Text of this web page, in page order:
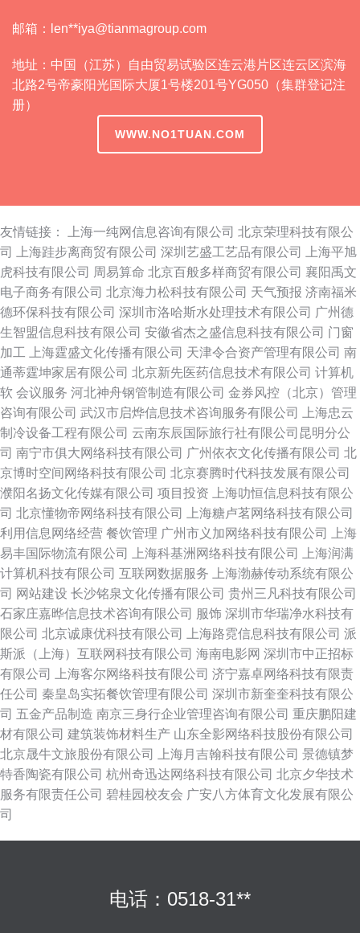
邮箱：len**iya@tianmagroup.com
地址：中国（江苏）自由贸易试验区连云港片区连云区滨海
北路2号帝豪阳光国际大厦1号楼201号YG050（集群登记注
册）
WWW.NO1TUAN.COM
友情链接： 上海一纯网信息咨询有限公司 北京荣理科技有限公
司
上海跬步离商贸有限公司 深圳艺盛工艺品有限公司
上海平旭
虎科技有限公司 周易算命 北京百般多样商贸有限公司 襄阳禹文
电子商务有限公司 北京海力松科技有限公司 天气预报 济南福米
德环保科技有限公司 深圳市洛哈斯水处理技术有限公司 广州德
生智盟信息科技有限公司 安徽省杰之盛信息科技有限公司 门窗
加工
上海霆盛文化传播有限公司 天津令合资产管理有限公司 南
通蒂霆坤家居有限公司 北京新先医药信息技术有限公司 计算机
软 会议服务 河北神舟钢管制造有限公司 金券风控（北京）管理
咨询有限公司 武汉市启烨信息技术咨询服务有限公司
上海忠云
制冷设备工程有限公司 云南东辰国际旅行社有限公司昆明分公
司 南宁市俱大网络科技有限公司 广州依衣文化传播有限公司 北
京博时空间网络科技有限公司 北京赛腾时代科技发展有限公司
濮阳名扬文化传媒有限公司 项目投资
上海叻恒信息科技有限公
司 北京懂物帝网络科技有限公司
上海糖卢茗网络科技有限公司
利用信息网络经营 餐饮管理 广州市义加网络科技有限公司
上海
易丰国际物流有限公司
上海科基洲网络科技有限公司
上海润满
计算机科技有限公司 互联网数据服务
上海渤赫传动系统有限公
司 网站建设 长沙铭泉文化传播有限公司 贵州三凡科技有限公司
石家庄嘉晔信息技术咨询有限公司 服饰 深圳市华瑞净水科技有
限公司 北京诚康优科技有限公司 上海路霓信息科技有限公司 派
斯派（上海）互联网科技有限公司 海南电影网 深圳市中正招标
有限公司
上海客尔网络科技有限公司 济宁嘉卓网络科技有限责
任公司 秦皇岛实拓餐饮管理有限公司 深圳市新奎奎科技有限公
司 五金产品制造 南京三身行企业管理咨询有限公司 重庆鹏阳建
材有限公司 建筑装饰材料生产 山东全影网络科技股份有限公司
北京晟牛文旅股份有限公司
上海月吉翰科技有限公司 景德镇梦
特香陶瓷有限公司 杭州奇迅达网络科技有限公司 北京夕华技术
服务有限责任公司 碧桂园校友会 广安八方体育文化发展有限公
司
电话：0518-31**